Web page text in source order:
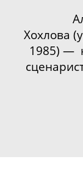
Хохлова (
1985) —